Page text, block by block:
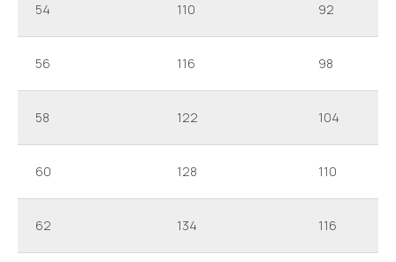
54 110 92
56 116 98
58 122 104
60 128 110
62 134 116